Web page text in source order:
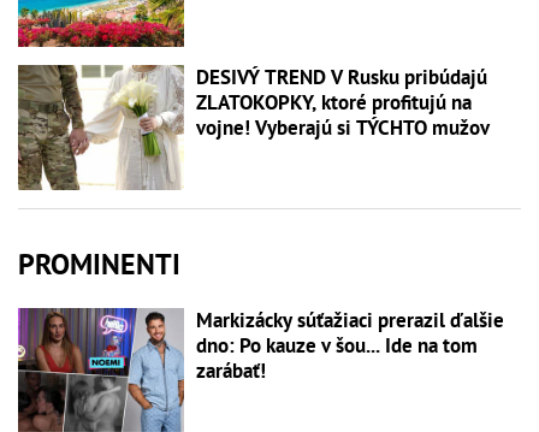
DESIVÝ TREND V Rusku pribúdajú
ZLATOKOPKY, ktoré profitujú na
vojne! Vyberajú si TÝCHTO mužov
PROMINENTI
Markizácky súťažiaci prerazil ďalšie
dno: Po kauze v šou... Ide na tom
zarábať!